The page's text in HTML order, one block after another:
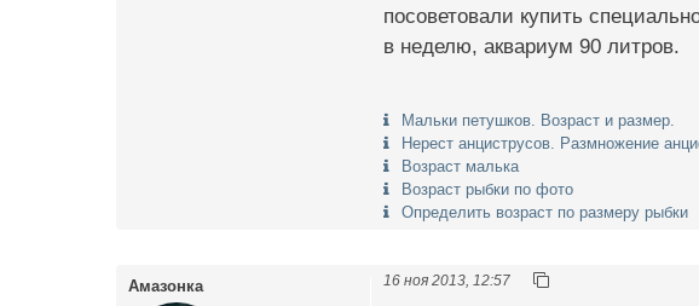
посоветовали купить
в неделю, аквариум 90 литров.
Мальки петушков. Возраст и размер.
Нерест анциструсов. Размножение
Возраст малька
Возраст рыбки по фото
Определить возраст по размеру рыбки
Амазонка 16 ноя 2013, 12:57